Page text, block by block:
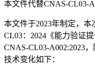
本文件代替CNAS-CL03-
本文件于2023年制定，
CL03：2024《能力验证
CNAS-CL03-A002:2023
技术变化如下：